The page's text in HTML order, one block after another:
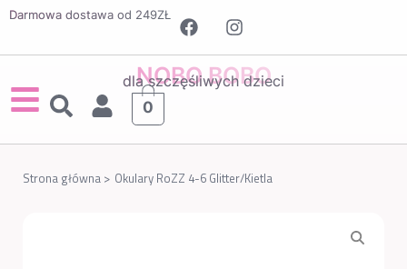
Darmowa dostawa od 249ZŁ
NOBO BOBO
dla szczęśliwych dzieci
0
Strona główna > Okulary RoZZ 4-6 Glitter/Kietla